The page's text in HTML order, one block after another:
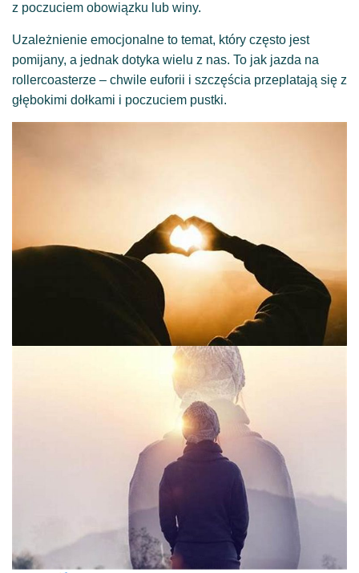
z poczuciem obowiązku lub winy.
Uzależnienie emocjonalne to temat, który często jest
pomijany, a jednak dotyka wielu z nas. To jak jazda na
rollercoasterze – chwile euforii i szczęścia przeplatają się z
głębokimi dołkami i poczuciem pustki.